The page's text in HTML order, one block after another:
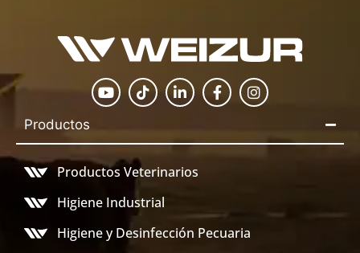
Productos
Productos Veterinarios
Higiene Industrial
Higiene y Desinfección Pecuaria